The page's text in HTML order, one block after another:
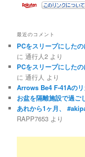
最近のコメント
PCをスリープにした
に通行人2 より
PCをスリープにした
に通行人 より
Arrows Be4 F-41Aの
お盆を隔離施設で過ご
あれから1ヶ月、
RAPP7653 より